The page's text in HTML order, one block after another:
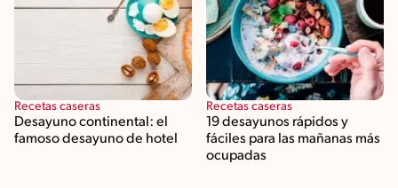
Recetas caseras
Desayuno continental: el
famoso desayuno de hotel
Recetas caseras
19 desayunos rápidos y
fáciles para las mañanas más
ocupadas